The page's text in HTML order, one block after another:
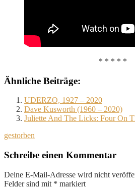
* * * * *
Ähnliche Beiträge:
UDERZO, 1927 – 2020
Dave Kusworth (1960 – 2020)
Juliette And The Licks: Four On
gestorben
Schreibe einen Kommentar
Deine E-Mail-Adresse wird nicht
Felder sind mit * markiert